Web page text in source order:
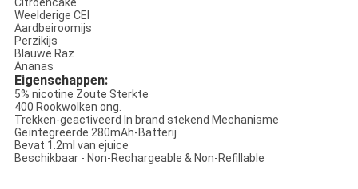
Citroencake
Weelderige CEI
Aardbeiroomijs
Perzikijs
Blauwe Raz
Ananas
Eigenschappen:
5% nicotine Zoute Sterkte
400 Rookwolken ong.
Trekken-geactiveerd In brand stekend Mechanisme
Geïntegreerde 280mAh-Batterij
Bevat 1.2ml van ejuice
Beschikbaar - Non-Rechargeable & Non-Refillable